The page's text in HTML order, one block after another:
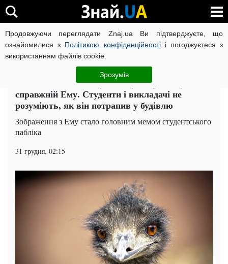
Продовжуючи переглядати Znaj.ua Ви підтверджуєте, що
ознайомилися з Політикою конфіденційностіі погоджуєтеся з
використанням файлів cookie.
Зрозумів
ВІЙНА РОСІЇ ПРОТИ УКРАЇНИ КОРОНАВІРУС В УКРАЇНІ
ЧИТАТЬ НА РУССКОМ
Несподіваним відвідувачем університету став
справжній Ему. Студенти і викладачі не
розуміють, як він потрапив у будівлю
Зображення з Ему стало головним мемом студентського
пабліка
31 грудня, 02:15